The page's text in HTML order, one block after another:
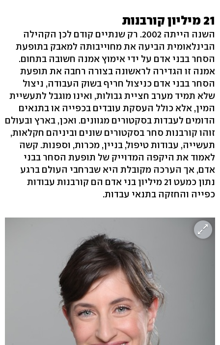
21 מיליון קורבנות
השנה הייתה 2002. רק שנתיים קודם לכן הקהילה
הבינלאומית הביעה את מחוייבותה למאבק בתופעת
הסחר בבני אדם על ידי אימוץ אמנה חשובה בתחום.
אמנה זו הגדירה לראשונה בצורה רחבה את תופעת
הסחר בבני אדם כניצול חריף בשוק העבודה, ניצול
שלא תמיד מערב חציית גבולות, ואינו מוגבל לתעשיית
המין, אלא כולל העסקת עובדים בכפייה או בתנאים
הדומים לעבדות בסקטורים מגוונים. ואכן, בארץ ובעולם
זוהו קורבנות סחר בסקטורים שונים וביניהם חקלאות,
תעשייה, עבודות טיפול, בניין, מכרות, וספנות. קשה
לאמוד את היקפה המדוייק של תופעת הסחר בבני
אדם, אך הערכה מקובלת היא שברחבי העולם ברגע
נתון כמעט 21 מיליון בני אדם הם קורבנות עבודות
כפייה והחזקה בתנאי עבדות.